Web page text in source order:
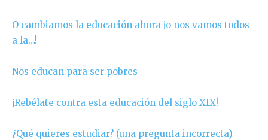
O cambiamos la educación ahora ¡o nos vamos todos
a la…!
Nos educan para ser pobres
¡Rebélate contra esta educación del siglo XIX!
¿Qué quieres estudiar? (una pregunta incorrecta)